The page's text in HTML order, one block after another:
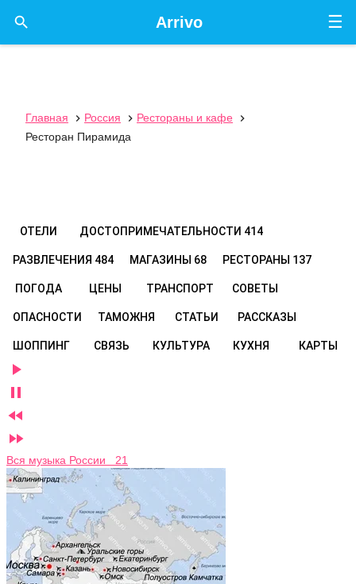
☰
Arrivo

Главная  Россия  Рестораны и кафе

Ресторан Пирамида
ОТЕЛИ ДОСТОПРИМЕЧАТЕЛЬНОСТИ 414
РАЗВЛЕЧЕНИЯ 484 МАГАЗИНЫ 68 РЕСТОРАНЫ 137
ПОГОДА ЦЕНЫ ТРАНСПОРТ СОВЕТЫ
ОПАСНОСТИ ТАМОЖНЯ СТАТЬИ РАССКАЗЫ
ШОППИНГ СВЯЗЬ КУЛЬТУРА КУХНЯ КАРТЫ




Вся музыка России 21